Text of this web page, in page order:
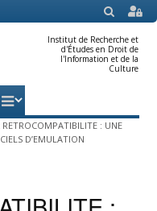
SEARCH
Institut de Recherche et
d'Études en Droit de
l'Information et de la
Culture
RETROCOMPATIBILITE : UNE
D’EMULATION